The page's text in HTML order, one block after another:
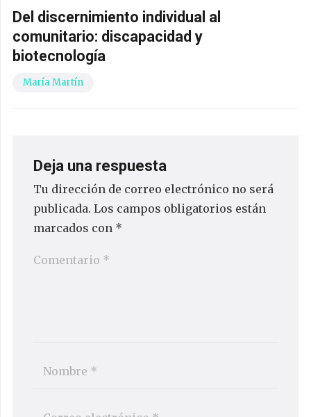
Del discernimiento individual al
comunitario: discapacidad y
biotecnología
María Martín
Deja una respuesta
Tu dirección de correo electrónico no será
publicada. Los campos obligatorios están
marcados con *